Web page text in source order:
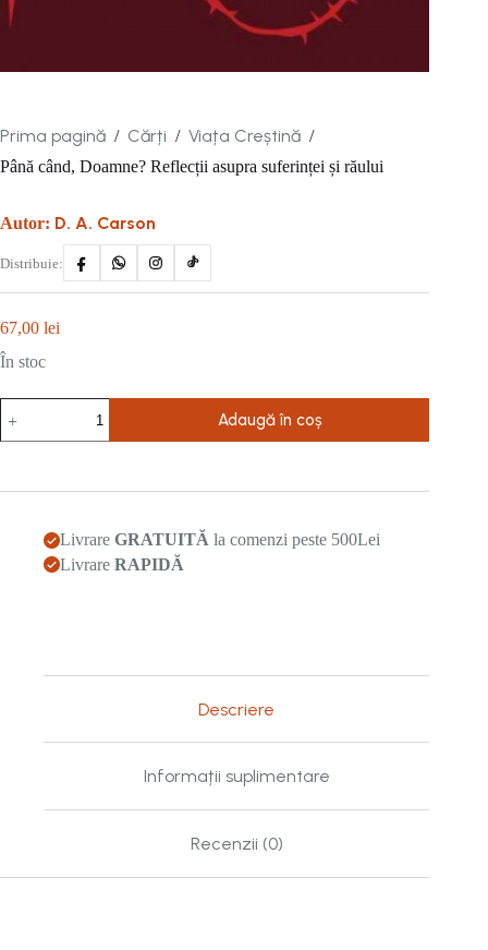
Prima pagină / Cărți / Viața Creștină /
Până când, Doamne? Reflecții asupra suferinței și răului
Autor: D. A. Carson
Distribuie:
67,00 lei
În stoc
Până
când,
Adaugă în coș
Livrare GRATUITĂ la comenzi peste 500Lei
Livrare RAPIDĂ
Descriere
Informații suplimentare
Recenzii (0)